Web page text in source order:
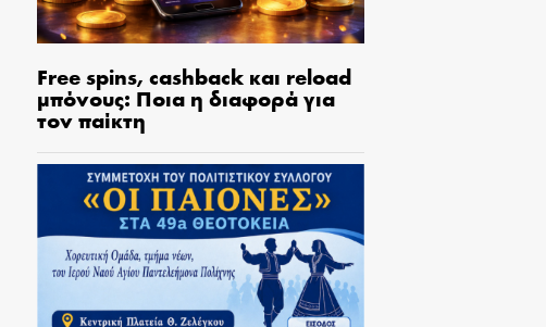
Free spins, cashback και reload
μπόνους: Ποια η διαφορά για
τον παίκτη